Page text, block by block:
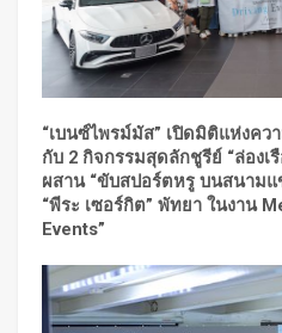
“เบนซ์ไพรม์มัส” เปิดมิติแห่งคว
กับ 2 กิจกรรมสุดลักชูรีย์ “ล่องเ
ผสาน “ขับสปอร์ตหรู บนสนาม
“พีระ เซอร์กิต” พัทยา ในงาน
Events”